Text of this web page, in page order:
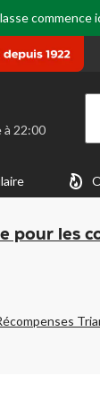
commence
⋅ Fermeture à 22:00
pour les